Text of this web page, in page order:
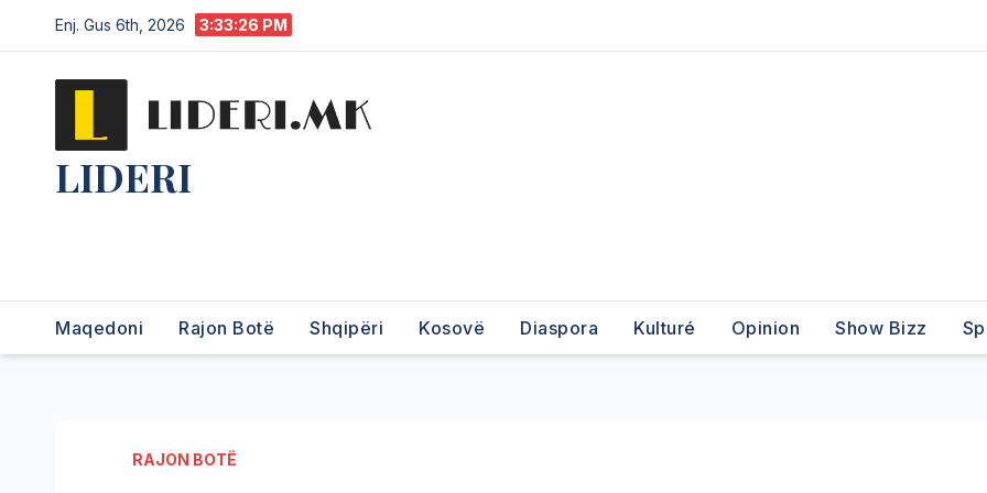
Enj. Gus 6th, 2026 3:33:27 PM
LIDERI
Maqedoni Rajon Botë Shqipëri Kosovë Diaspora Kulturé Opinion Show Bizz
RAJON BOTË